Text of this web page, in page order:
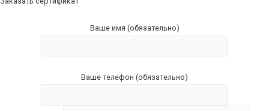
Ваше имя (обязательно)
Ваше телефон (обязательно)